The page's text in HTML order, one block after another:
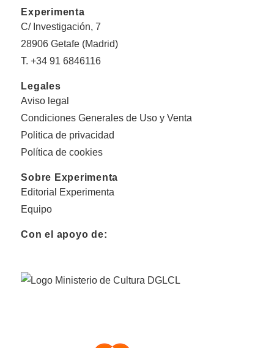
Experimenta
C/ Investigación, 7
28906 Getafe (Madrid)
T. +34 91 6846116
Legales
Aviso legal
Condiciones Generales de Uso y Venta
Politica de privacidad
Política de cookies
Sobre Experimenta
Editorial Experimenta
Equipo
Con el apoyo de: